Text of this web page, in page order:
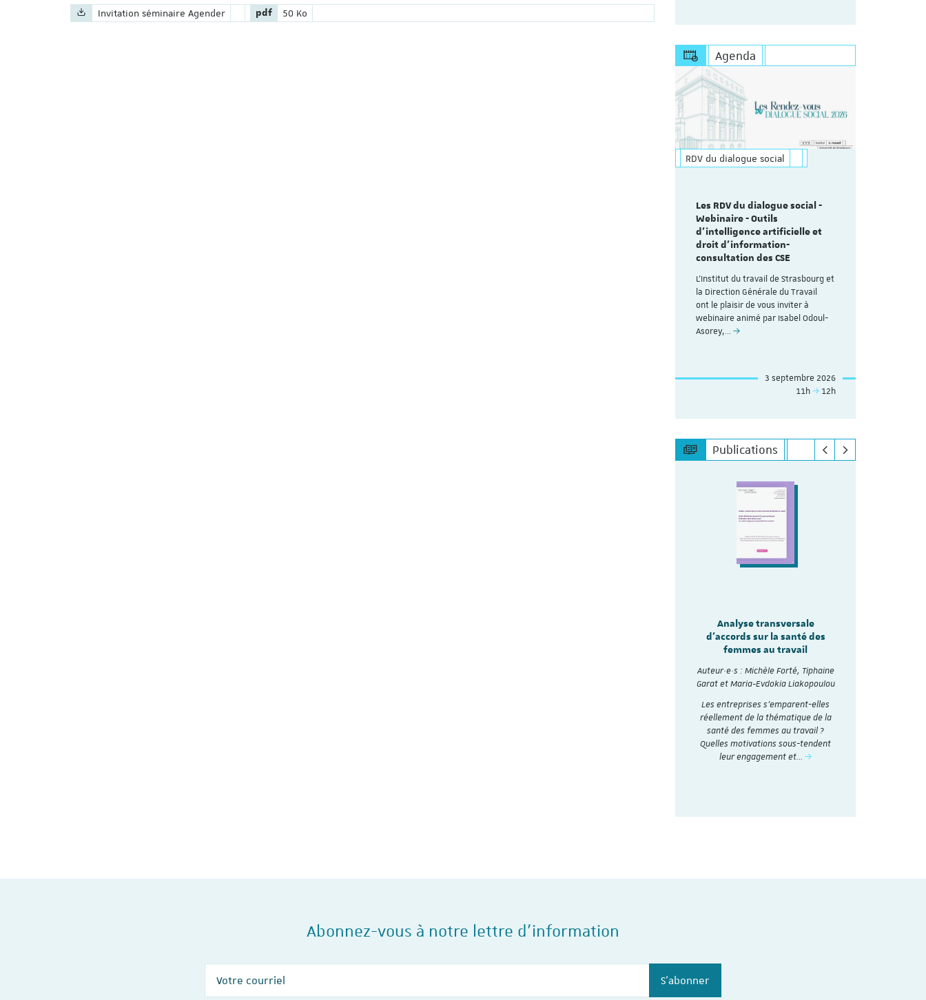
Nom du fichier :
Invitation séminaire Agender Extension du fichier :
pdf Poids du fichier :
50 Ko
Agenda
RDV du dialogue social
Les RDV du dialogue social -
Webinaire - Outils
d’intelligence artificielle et
droit d’information-
consultation des CSE
L'Institut du travail de Strasbourg et
la Direction Générale du Travail
ont le plaisir de vous inviter à
webinaire animé par Isabel Odoul-
Asorey,…
3 septembre 2026
11h
12h
Publications
Analyse transversale
d'accords sur la santé des
femmes au travail
Auteur·e·s : Michèle Forté, Tiphaine
Garat et Maria-Evdokia Liakopoulou
Les entreprises s’emparent-elles
réellement de la thématique de la
santé des femmes au travail ?
Quelles motivations sous-tendent
leur engagement et…
Abonnez-vous à notre lettre d'information
S'abonner